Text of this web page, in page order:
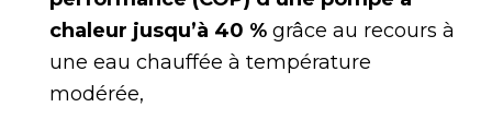
chaleur jusqu’à 40 % grâce au recours à
une eau chauffée à température
modérée,